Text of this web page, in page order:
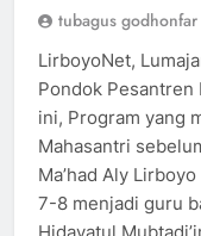
200
tubagus godhonfar
LirboyoNet,
Pondok
ini, Program yang
Mahasantri
Ma’had Aly
7-8 menjadi guru
Hidayatul